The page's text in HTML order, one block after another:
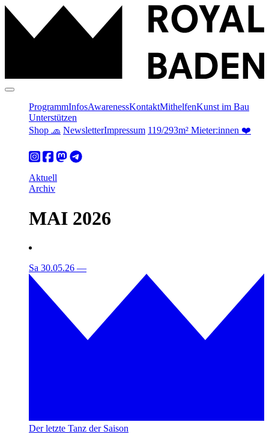
ProgrammInfosAwarenessKontaktMithelfenKunst im Bau
Unterstützen
Shop 🧢 NewsletterImpressum 119/293m² Mieter:innen ❤️
Aktuell
Archiv
MAI 2026
Sa 30.05.26 —
Der letzte Tanz der Saison